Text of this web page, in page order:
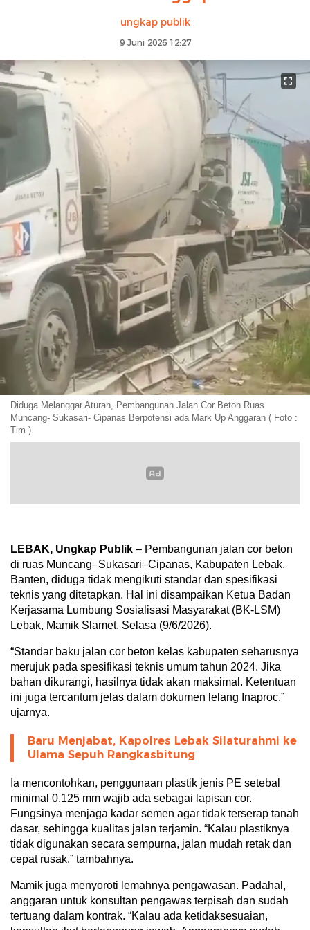
ungkap publik
9 Juni 2026 12:27
Diduga Melanggar Aturan, Pembangunan Jalan Cor Beton Ruas
Muncang- Sukasari- Cipanas Berpotensi ada Mark Up Anggaran ( Foto :
Tim )
LEBAK, Ungkap Publik – Pembangunan jalan cor beton
di ruas Muncang–Sukasari–Cipanas, Kabupaten Lebak,
Banten, diduga tidak mengikuti standar dan spesifikasi
teknis yang ditetapkan. Hal ini disampaikan Ketua Badan
Kerjasama Lumbung Sosialisasi Masyarakat (BK-LSM)
Lebak, Mamik Slamet, Selasa (9/6/2026).
“Standar baku jalan cor beton kelas kabupaten seharusnya
merujuk pada spesifikasi teknis umum tahun 2024. Jika
bahan dikurangi, hasilnya tidak akan maksimal. Ketentuan
ini juga tercantum jelas dalam dokumen lelang Inaproc,”
ujarnya.
Baru Menjabat, Kapolres Lebak Silaturahmi ke
Ulama Sepuh Rangkasbitung
Ia mencontohkan, penggunaan plastik jenis PE setebal
minimal 0,125 mm wajib ada sebagai lapisan cor.
Fungsinya menjaga kadar semen agar tidak terserap tanah
dasar, sehingga kualitas jalan terjamin. “Kalau plastiknya
tidak digunakan secara sempurna, jalan mudah retak dan
cepat rusak,” tambahnya.
Mamik juga menyoroti lemahnya pengawasan. Padahal,
anggaran untuk konsultan pengawas terpisah dan sudah
tertuang dalam kontrak. “Kalau ada ketidaksesuaian,